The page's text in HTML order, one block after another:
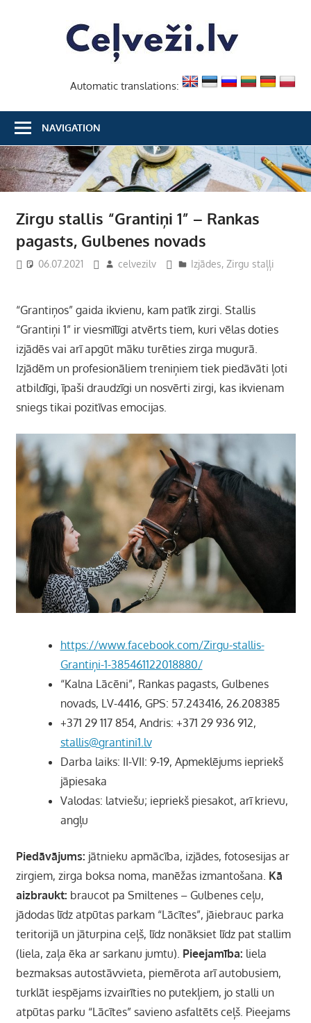
Automatic translations:
NAVIGATION
Zirgu stallis “Grantiņi 1” – Rankas
pagasts, Gulbenes novads
06.07.2021 celvezilv Izjādes, Zirgu staļļi
“Grantiņos” gaida ikvienu, kam patīk zirgi. Stallis
“Grantiņi 1” ir viesmīlīgi atvērts tiem, kuri vēlas doties
izjādēs vai arī apgūt māku turēties zirga mugurā.
Izjādēm un profesionāliem treniņiem tiek piedāvāti ļoti
atbildīgi, īpaši draudzīgi un nosvērti zirgi, kas ikvienam
sniegs tikai pozitīvas emocijas.
https://www.facebook.com/Zirgu-stallis-
Grantiņi-1-385461122018880/
“Kalna Lācēni”, Rankas pagasts, Gulbenes
novads, LV-4416, GPS: 57.243416, 26.208385
+371 29 117 854, Andris: +371 29 936 912,
stallis@grantini1.lv
Darba laiks: II-VII: 9-19, Apmeklējums iepriekš
jāpiesaka
Valodas: latviešu; iepriekš piesakot, arī krievu,
angļu
Piedāvājums: jātnieku apmācība, izjādes, fotosesijas ar
zirgiem, zirga boksa noma, manēžas izmantošana. Kā
aizbraukt: braucot pa Smiltenes – Gulbenes ceļu,
jādodas līdz atpūtas parkam “Lācītes”, jāiebrauc parka
teritorijā un jāturpina ceļš, līdz nonāksiet līdz pat stallim
(liela, zaļa ēka ar sarkanu jumtu). Pieejamība: liela
bezmaksas autostāvvieta, piemērota arī autobusiem,
turklāt iespējams izvairīties no putekļiem, jo stalli un
atpūtas parku “Lācītes” savieno asfaltēts ceļš. Pieejams